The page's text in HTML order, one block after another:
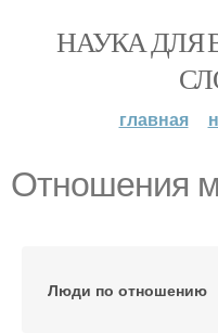
НАУКА ДЛЯ
главная
Отношения
Люди по отношению